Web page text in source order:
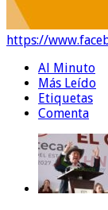
https://
Al Minuto
Más Leído
Etiquetas
Comenta